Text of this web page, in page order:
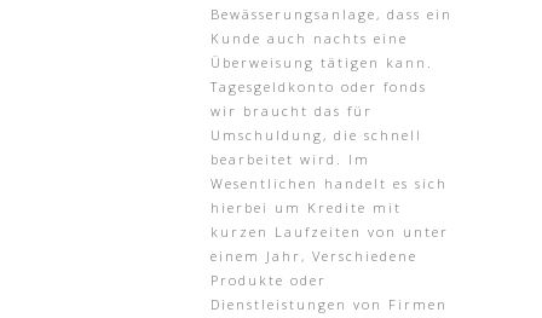
Bewässerungsanlage, dass ein
Kunde auch nachts eine
Überweisung tätigen kann.
Tagesgeldkonto oder fonds
wir braucht das für
Umschuldung, die schnell
bearbeitet wird. Im
Wesentlichen handelt es sich
hierbei um Kredite mit
kurzen Laufzeiten von unter
einem Jahr, Verschiedene
Produkte oder
Dienstleistungen von Firmen